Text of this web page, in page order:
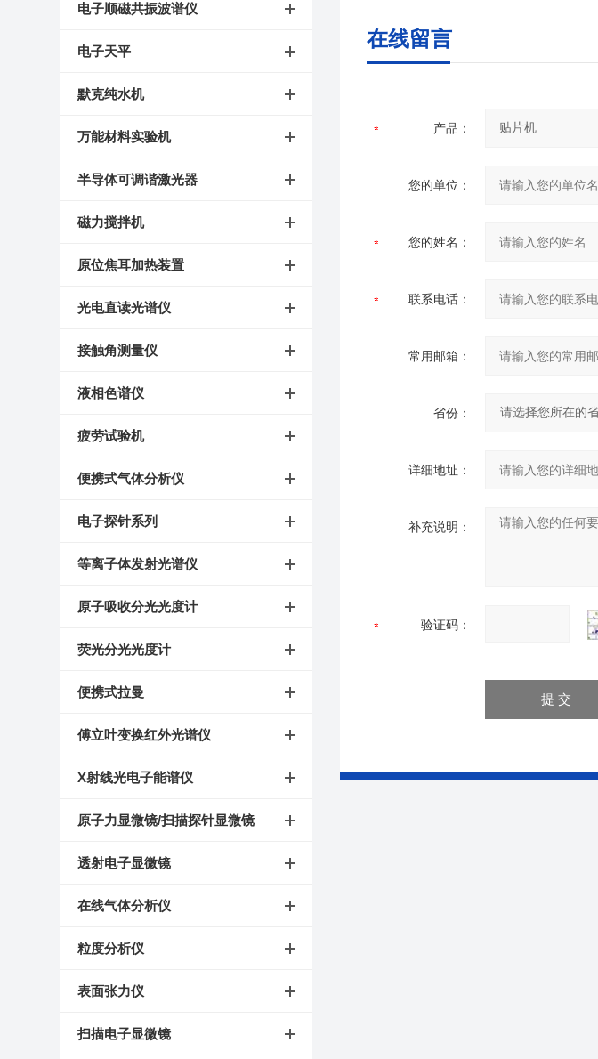
电子顺磁共振波谱仪
电子天平
默克纯水机
万能材料实验机
半导体可调谐激光器
磁力搅拌机
原位焦耳加热装置
光电直读光谱仪
接触角测量仪
液相色谱仪
疲劳试验机
便携式气体分析仪
电子探针系列
等离子体发射光谱仪
原子吸收分光光度计
荧光分光光度计
便携式拉曼
傅立叶变换红外光谱仪
X射线光电子能谱仪
原子力显微镜/扫描探针显微镜
透射电子显微镜
在线气体分析仪
粒度分析仪
表面张力仪
扫描电子显微镜
在线留言
产品：
您的单位：
您的姓名：
联系电话：
常用邮箱：
省份：
详细地址：
补充说明：
验证码：